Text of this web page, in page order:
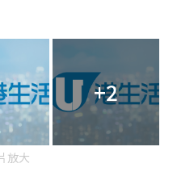
+2
放大